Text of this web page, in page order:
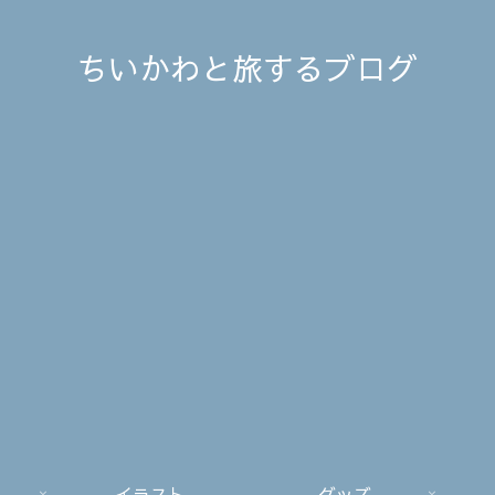
ちいかわと旅するブログ